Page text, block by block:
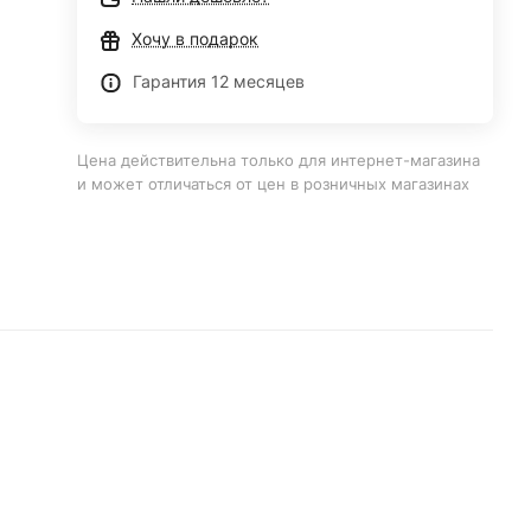
Хочу в подарок
Гарантия 12 месяцев
Цена действительна только для интернет-магазина
и может отличаться от цен в розничных магазинах